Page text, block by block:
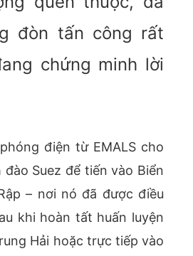
đòn tấn công rất
chứng minh lời
điện từ EMALS cho
Suez để tiến vào Biển
– nơi nó đã được điều
khi hoàn tất huấn luyện
Hải hoặc trực tiếp vào